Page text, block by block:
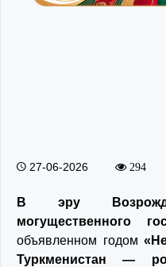
27-06-2026 294
В эру
могущественного
объявленном годом
Туркменистан —